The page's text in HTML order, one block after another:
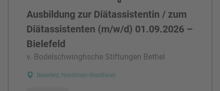
Ausbildung zur Diätassistentin / zum
Diätassistenten (m/w/d) 01.09.2026 –
Bielefeld
v. Bodelschwinghsche Stiftungen Bethel
Bielefeld, Nordrhein-Westfalen